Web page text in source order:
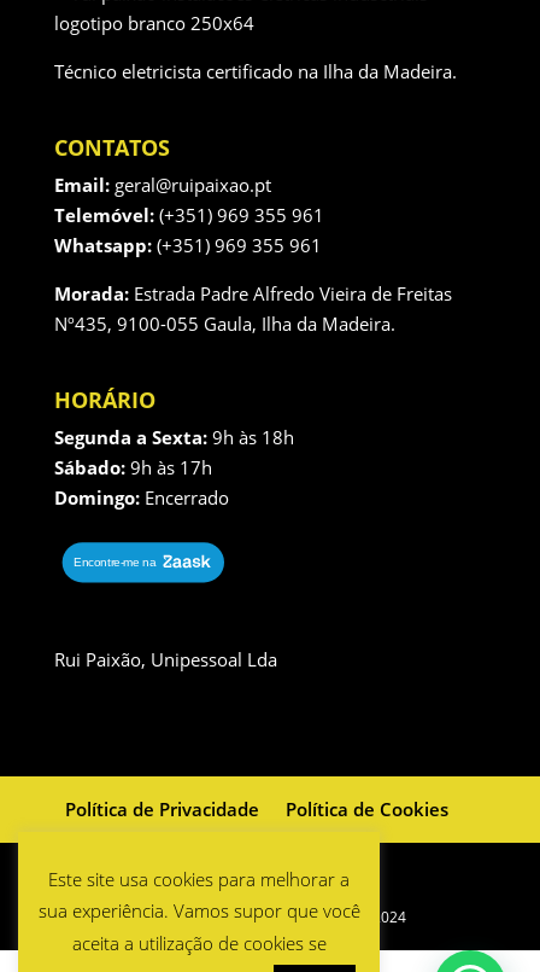
Técnico eletricista certificado na Ilha da Madeira.
CONTATOS
Email:geral@ruipaixao.pt
Telemóvel:(+351) 969 355 961
Whatsapp:(+351) 969 355 961
Morada:Estrada Padre Alfredo Vieira de Freitas
Nº435, 9100-055 Gaula, Ilha da Madeira.
HORÁRIO
Segunda a Sexta:9h às 18h
Sábado:9h às 17h
Domingo:Encerrado
Rui Paixão, Unipessoal Lda
Política de Privacidade Política de Cookies
All Rights Reserved by Rui Paixão © 2024
Este site usa cookies para melhorar a
sua experiência. Vamos supor que você
aceita a utilização de cookies se